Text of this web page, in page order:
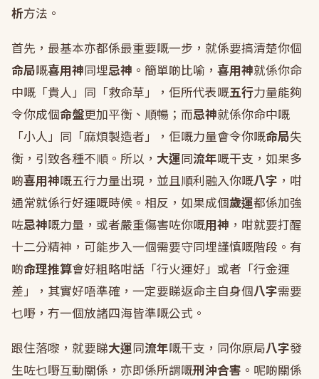
析方法。
首先，最基本亦都係最重要嘅一步，就係要搞清楚你個
命局嘅喜用神同埋忌神 。簡單啲比喻， 喜用神就係你命
中嘅「貴人」同「救命草」，佢所代表嘅五行力量能夠
令你成個命盤更加平衡、順暢；而忌神就係你命中嘅
「小人」同「麻煩製造者」，佢嘅力量會令你嘅命局失
衡，引致各種不順。所以， 大運同流年嘅干支，如果多
啲喜用神嘅五行力量出現，並且順利融入你嘅八字 ，咁
通常就係行好運嘅時候。相反，如果成個歲運都係加強
咗忌神嘅力量，或者嚴重傷害咗你嘅用神 ，咁就要打醒
十二分精神，可能步入一個需要守同埋謹慎嘅階段。有
啲命理推算會好粗略咁話「行火運好」或者「行金運
差」，其實好唔準確，一定要睇返命主自身個八字需要
乜嘢，冇一個放諸四海皆準嘅公式。
跟住落嚟，就要睇大運同流年嘅干支，同你原局八字發
生咗乜嘢互動關係，亦即係所謂嘅刑沖合害 。呢啲關係